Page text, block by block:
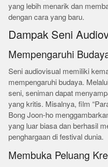
yang lebih menarik dan
dengan cara yang baru.
Dampak Seni
Mempengaruhi
Seni audiovisual memiliki
mempengaruhi budaya.
seni, seniman dapat
yang kritis. Misalnya, film
Bong Joon-ho
yang luar biasa dan berhasil
penghargaan di festival dunia.
Membuka Peluang